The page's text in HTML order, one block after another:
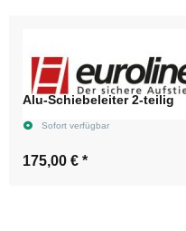
Alu-Schiebeleiter 2-teilig
Sofort verfügbar
175,00 € *